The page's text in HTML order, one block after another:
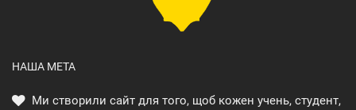
НАША МЕТА
Ми створили сайт для того, щоб кожен учень, студент,